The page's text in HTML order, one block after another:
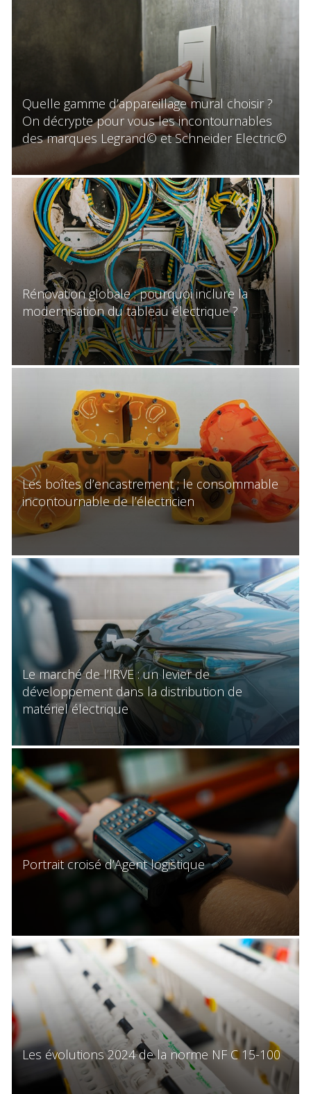
Quelle gamme d’appareillage mural choisir ?
On décrypte pour vous les incontournables
des marques Legrand© et Schneider Electric©
Rénovation globale : pourquoi inclure la
modernisation du tableau électrique ?
Les boîtes d’encastrement ; le consommable
incontournable de l’électricien
Le marché de l’IRVE : un levier de
développement dans la distribution de
matériel électrique
Portrait croisé d’Agent logistique
Les évolutions 2024 de la norme NF C 15-100